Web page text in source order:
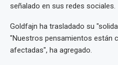
señalado en sus redes sociales.
Goldfajn ha trasladado su
"Nuestros pensamientos están
afectadas", ha agregado.